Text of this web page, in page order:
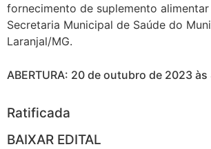
fornecimento de suplemento
Secretaria Municipal de Saúde do
Laranjal/MG.
ABERTURA: 20 de outubro de 2023
Ratificada
BAIXAR EDITAL